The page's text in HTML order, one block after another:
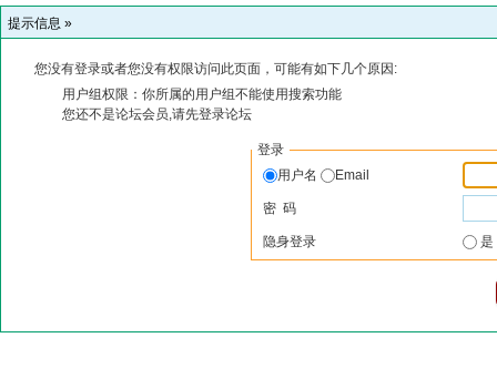
提示信息 »
您没有登录或者您没有权限访问此页面，可能有如下几个原因:
用户组权限：你所属的用户组不能使用搜索功能
您还不是论坛会员,请先登录论坛
登录
用户名
Email
密 码
隐身登录